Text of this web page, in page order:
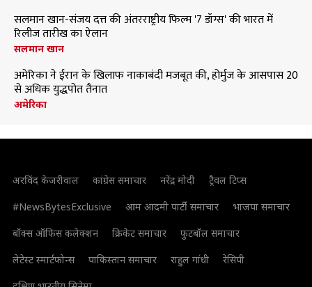
सलमान खान-संजय दत्त की अंतरराष्ट्रीय फिल्म '7 डॉग्स' की भारत में
रिलीज तारीख का ऐलान
सलमान खान
अमेरिका ने ईरान के खिलाफ नाकाबंदी मजबूत की, होर्मुज के आसपास 20
से अधिक युद्धपोत तैनात
अमेरिका
अरविंद केजरीवाल कांग्रेस समाचार नरेंद्र मोदी
ट्रैवल टिप्स
#NewsBytesExclusive
आम आदमी पार्टी समाचार
भाजपा समाचार
बॉक्स ऑफिस कलेक्शन
क्रिकेट समाचार
फुटबॉल समाचार
लेटेस्ट स्मार्टफोन्स
पाकिस्तान समाचार राहुल गांधी
रेसिपी